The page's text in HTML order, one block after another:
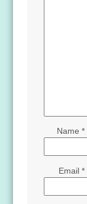
Name *
Email *